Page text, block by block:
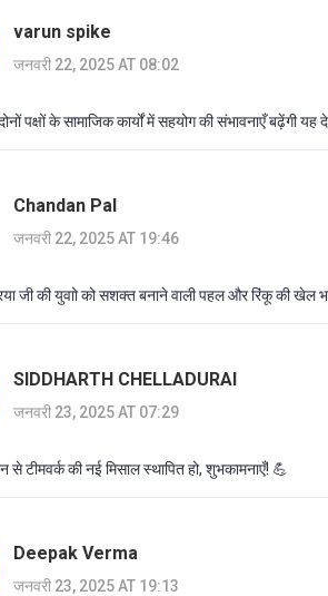
varun spike
जनवरी 22, 2025 AT 08:02
पक्षों के सामाजिक कार्यों में सहयोग की संभावनाएँ बढ़ेंगी यह
Chandan Pal
जनवरी 22, 2025 AT 19:46
जी की युवाो को सशक्त बनाने वाली पहल और रिंकू की
SIDDHARTH CHELLADURAI
जनवरी 23, 2025 AT 07:29
से टीमवर्क की नई मिसाल स्थापित हो, शुभकामनाएँ! 💪
Deepak Verma
जनवरी 23, 2025 AT 19:13